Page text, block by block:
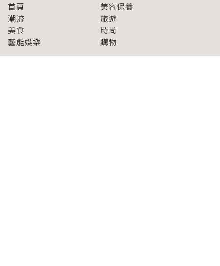
首頁
美容保養
潮流
旅遊
美食
時尚
藝能娛樂
購物